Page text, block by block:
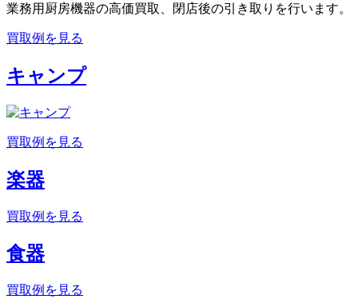
業務用厨房機器の高価買取、閉店後の引き取りを行います。
買取例を見る
キャンプ
買取例を見る
楽器
買取例を見る
食器
買取例を見る